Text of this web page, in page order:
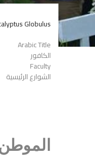
Globulus
Arabic Title
الكافور
Faculty
الشوارع الرئيسية